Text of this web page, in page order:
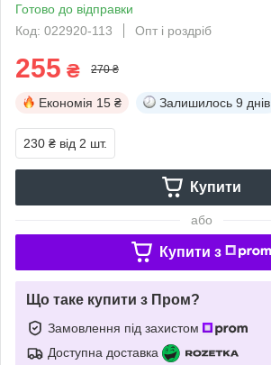
Готово до відправки
Код: 022920-113
Опт і роздріб
255 ₴ 270 ₴
Економія 15 ₴ Залишилось 9 днів
230 ₴ від 2 шт.
Купити
або
Купити з
Що таке купити з Пром?
Замовлення під захистом
Доступна доставка